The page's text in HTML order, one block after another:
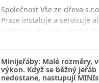
Společnost Vše ze dřeva
Praze instaluje a servisuje
Jablotron pro byty, domy i
upozornění a jistotu každý
Minijeřáby: Malé rozměry,
výkon. Když se běžný jeřáb
nedostane, nastupují